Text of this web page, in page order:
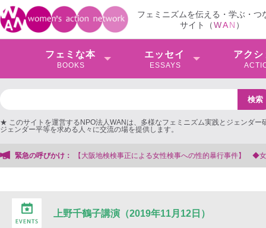
フェミニズムを伝える・学ぶ・つ
サイト（WAN ）
フェミな本
BOOKS
エッセイ
ESSAYS
アクシ
★ このサイトを運営するNPO法人WANは、多様なフェミニズム実践とジェンダー
ジェンダー平等を求める人々に交流の場を提供します。
緊急の呼びかけ：
阪地検検事正による女性検事への性的暴行事件】 ◆女性検事を支援する会事務
上野千鶴子講演（2019年11月12日）